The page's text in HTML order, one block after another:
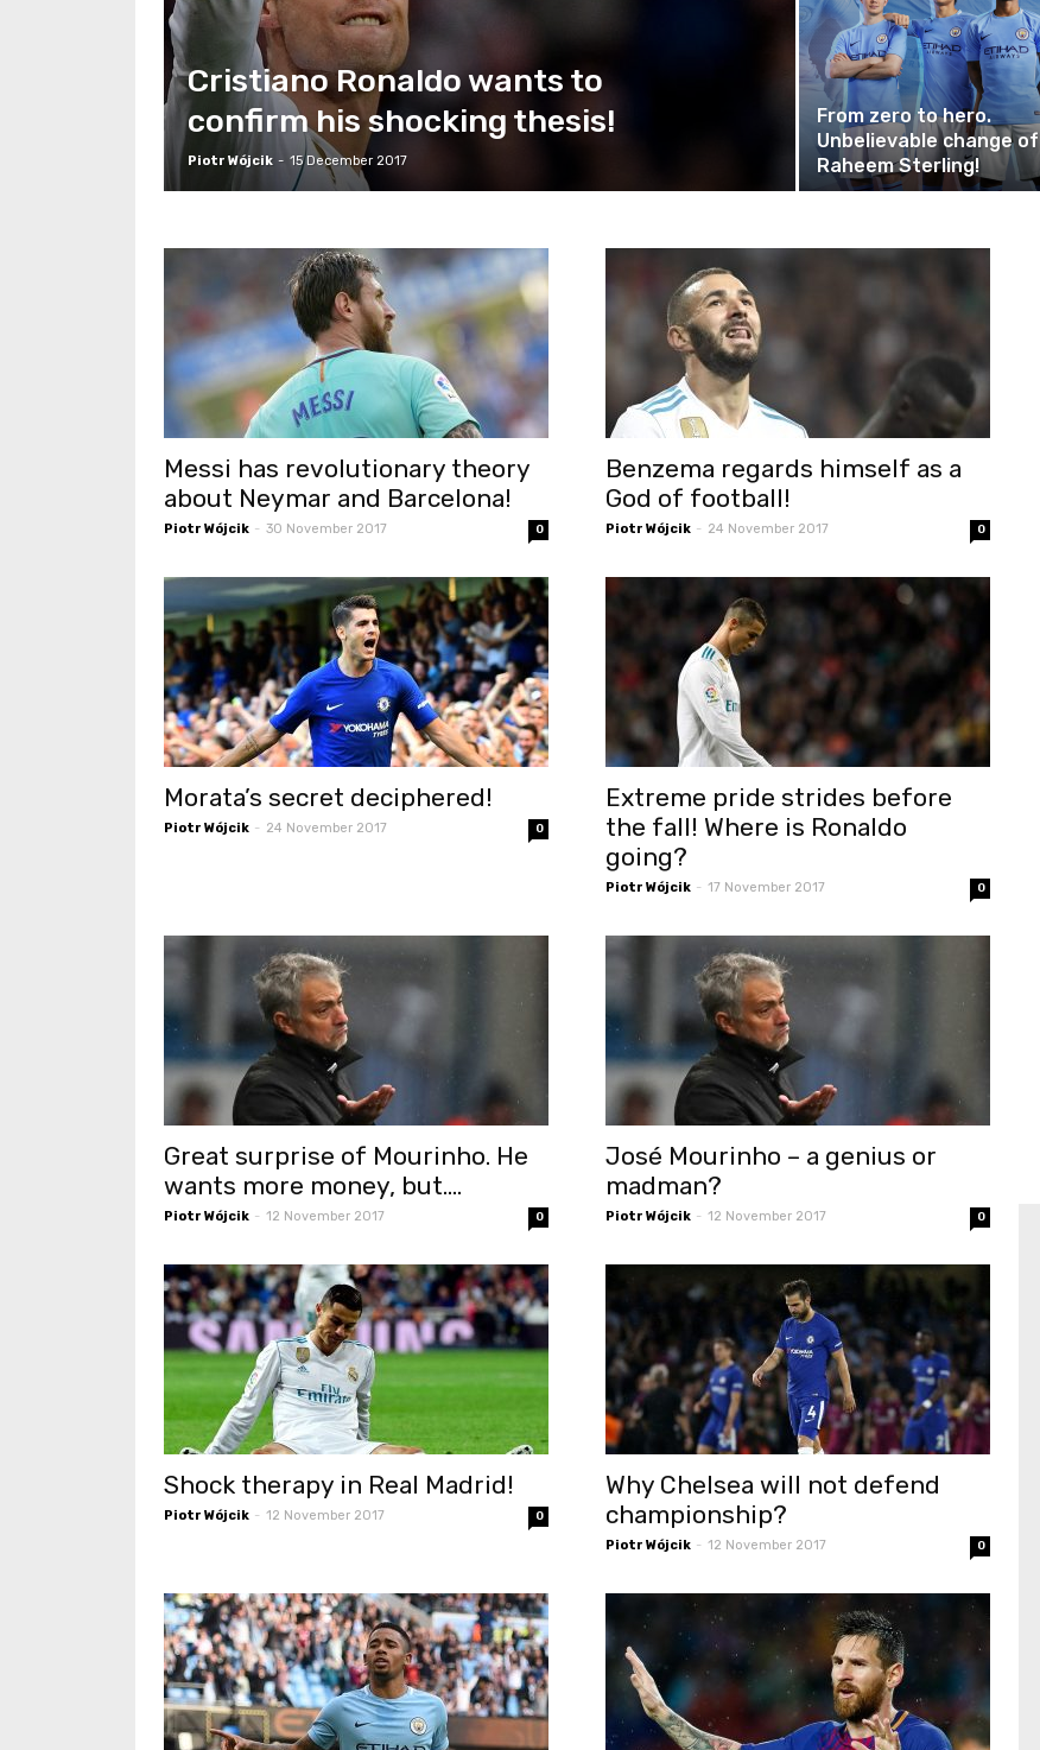
Cristiano Ronaldo wants to
confirm his shocking thesis!
Piotr Wójcik - 15 December 2017
From zero to hero.
Unbelievable change of
Raheem Sterling!
Messi has revolutionary theory
about Neymar and Barcelona!
Piotr Wójcik - 30 November 2017 0
Benzema regards himself as a
God of football!
Piotr Wójcik - 24 November 2017 0
Morata’s secret deciphered!
Piotr Wójcik - 24 November 2017 0
Extreme pride strides before
the fall! Where is Ronaldo
going?
Piotr Wójcik - 17 November 2017 0
Great surprise of Mourinho. He
wants more money, but….
Piotr Wójcik - 12 November 2017 0
José Mourinho – a genius or
madman?
Piotr Wójcik - 12 November 2017 0
Shock therapy in Real Madrid!
Piotr Wójcik - 12 November 2017 0
Why Chelsea will not defend
championship?
Piotr Wójcik - 12 November 2017 0